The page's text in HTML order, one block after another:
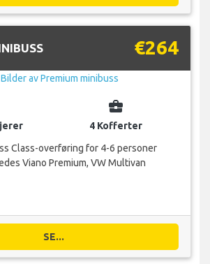
€264
business_center
4 Kofferter
Class-overføring for 4-6 personer
Viano Premium, VW Multivan
SE...